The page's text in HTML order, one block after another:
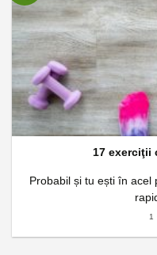
17 exerciţii
Probabil și tu ești în
1